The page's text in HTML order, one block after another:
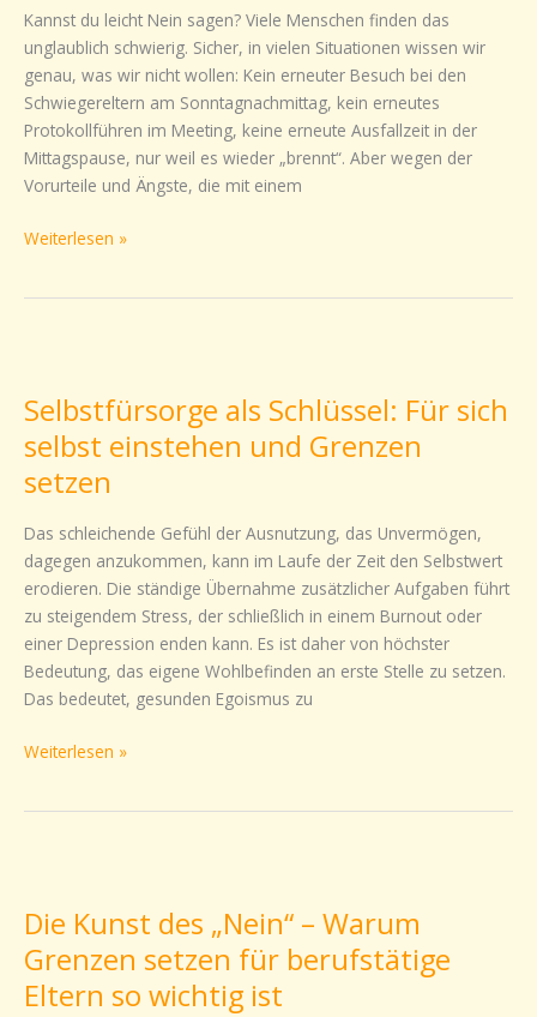
Kannst du leicht Nein sagen? Viele Menschen finden das
unglaublich schwierig. Sicher, in vielen Situationen wissen wir
genau, was wir nicht wollen: Kein erneuter Besuch bei den
Schwiegereltern am Sonntagnachmittag, kein erneutes
Protokollführen im Meeting, keine erneute Ausfallzeit in der
Mittagspause, nur weil es wieder „brennt“. Aber wegen der
Vorurteile und Ängste, die mit einem
Tipps
für
eine
gesündere
Selbstachtung
Weiterlesen »
Selbstfürsorge als Schlüssel: Für sich
selbst einstehen und Grenzen
setzen
Das schleichende Gefühl der Ausnutzung, das Unvermögen,
dagegen anzukommen, kann im Laufe der Zeit den Selbstwert
erodieren. Die ständige Übernahme zusätzlicher Aufgaben führt
zu steigendem Stress, der schließlich in einem Burnout oder
einer Depression enden kann. Es ist daher von höchster
Bedeutung, das eigene Wohlbefinden an erste Stelle zu setzen.
Das bedeutet, gesunden Egoismus zu
Schlüssel:
sich
selbst
und
Grenzen
setzen
Weiterlesen »
Die Kunst des „Nein“ – Warum
Grenzen setzen für berufstätige
Eltern so wichtig ist
des
„Nein“
–
Warum